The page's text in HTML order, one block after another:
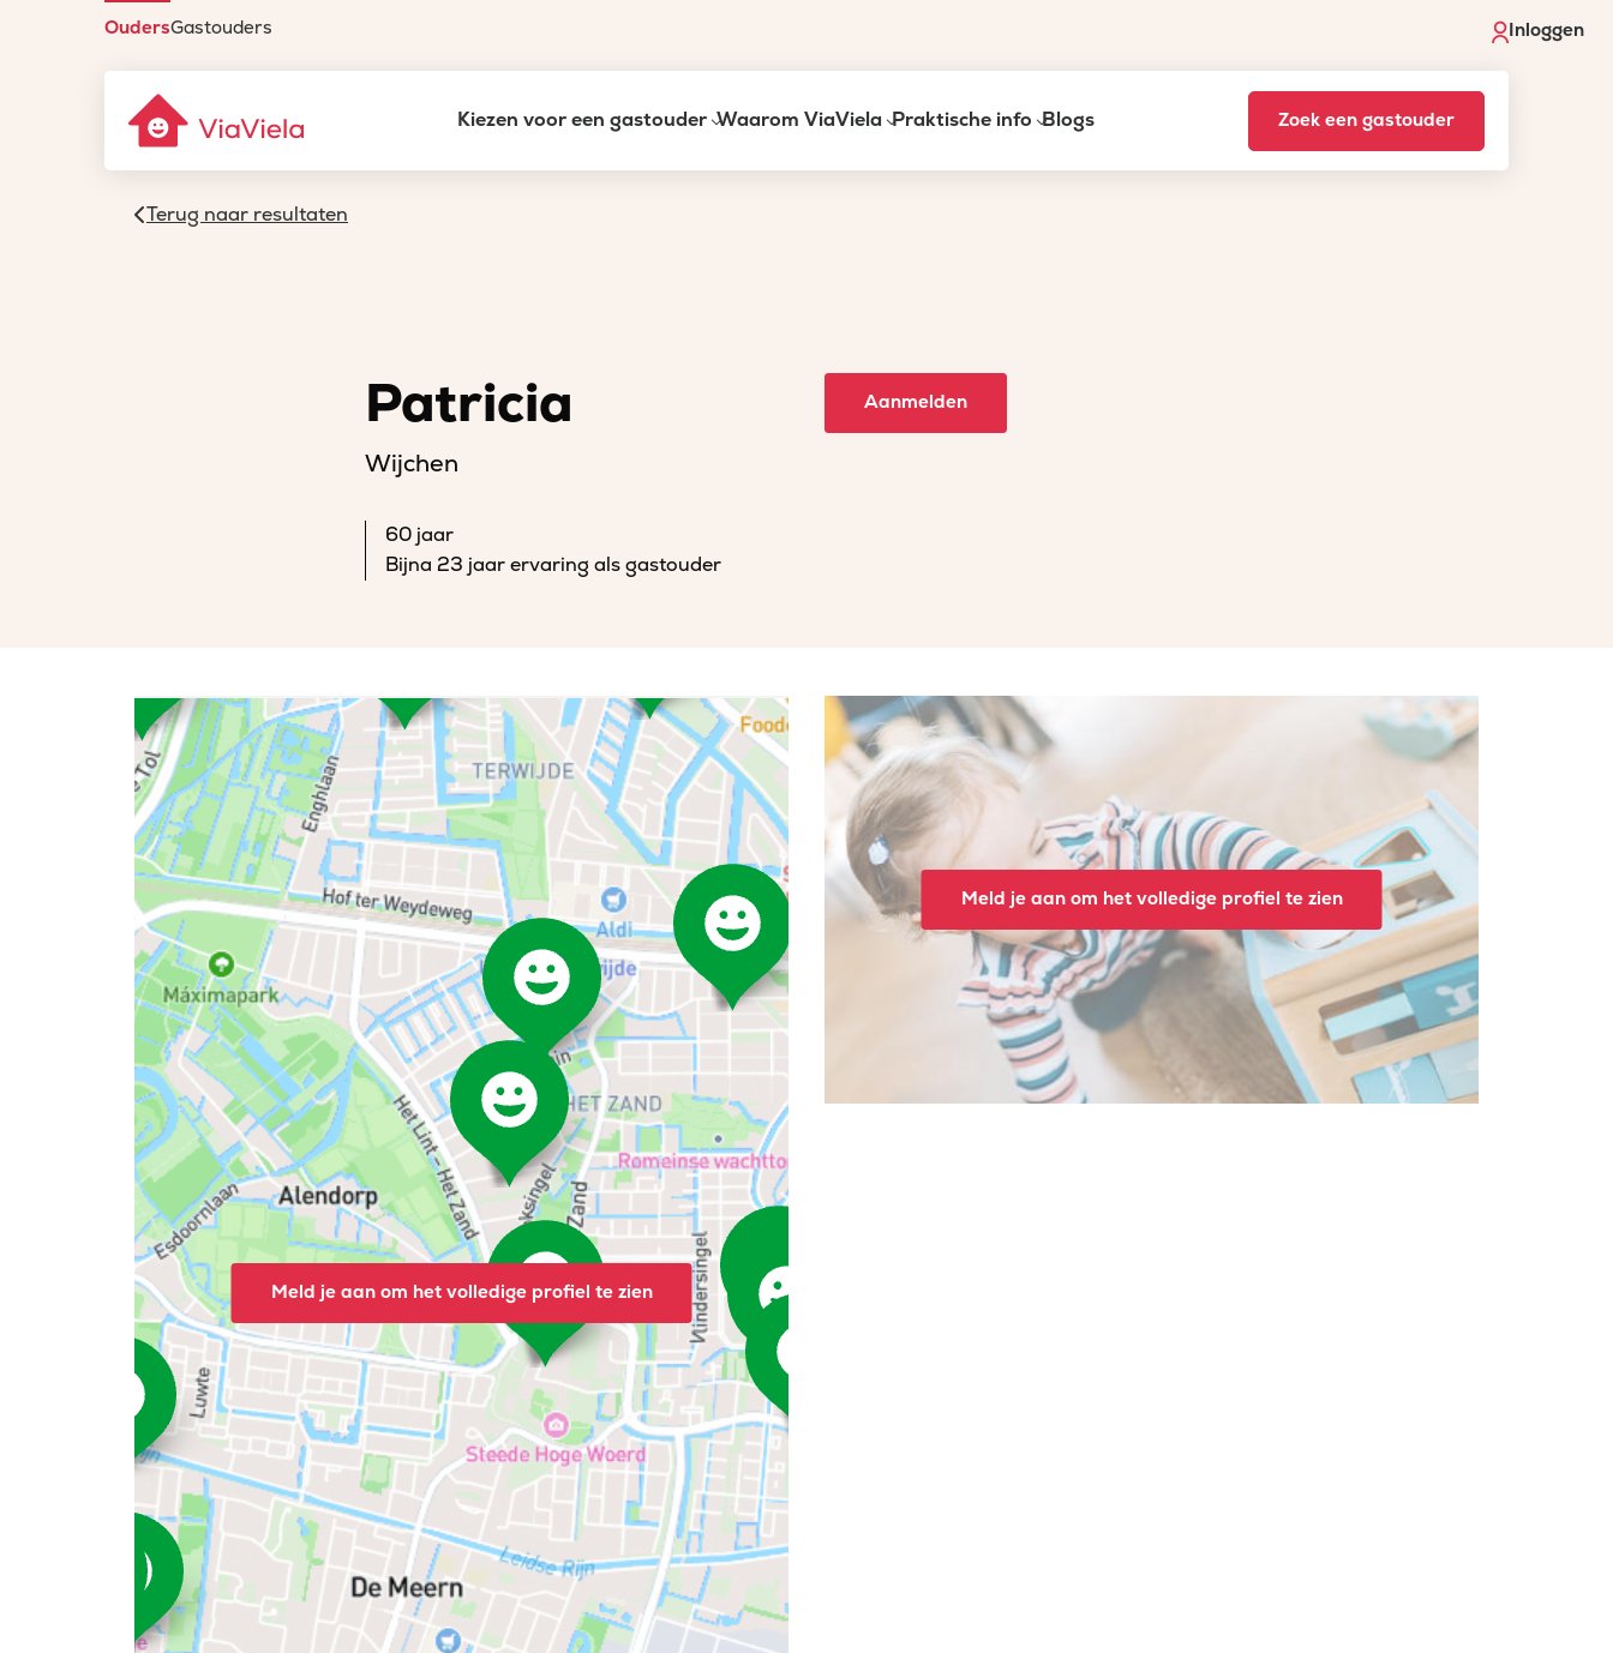
OudersGastouders Inloggen
Kiezen voor een gastouder Waarom ViaViela Praktische info Blogs Zoek een gastouder
Terug naar resultaten
Patricia
Wijchen
60 jaar
Bijna 23 jaar ervaring als gastouder
Aanmelden
Meld je aan om het volledige profiel te zien
Meld je aan om het volledige profiel te zien